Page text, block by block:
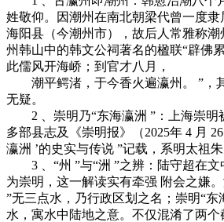
姓敬仰。因潮州在南北朝梁代曾一度
海阳县（今潮州市），故后人常雅称潮
州韩山中的韩文公祠著名的楹联“辟佛
此儒风开海峤；到官才八月，
潮平鳄渚，于今香火遍瀛州。 ”，
无疑。
2 、崇明乃“东海瀛洲 ”：上海崇明
多部县志及《崇明报》（2025年 4 月
瀛洲 ’的史实与传说 ”记载，系明太祖朱
3 、“州 ”与“洲 ”之辨：陆守超在
为崇明，这一解读实有牵强 附会之嫌。
”无三点水，乃行政区划之名；崇明“东
水，寓水中陆地之意。不仅混淆了两个